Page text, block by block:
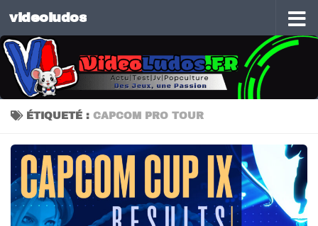
Skip to content
videoludos
ÉTIQUETÉ : CAPCOM PRO TOUR